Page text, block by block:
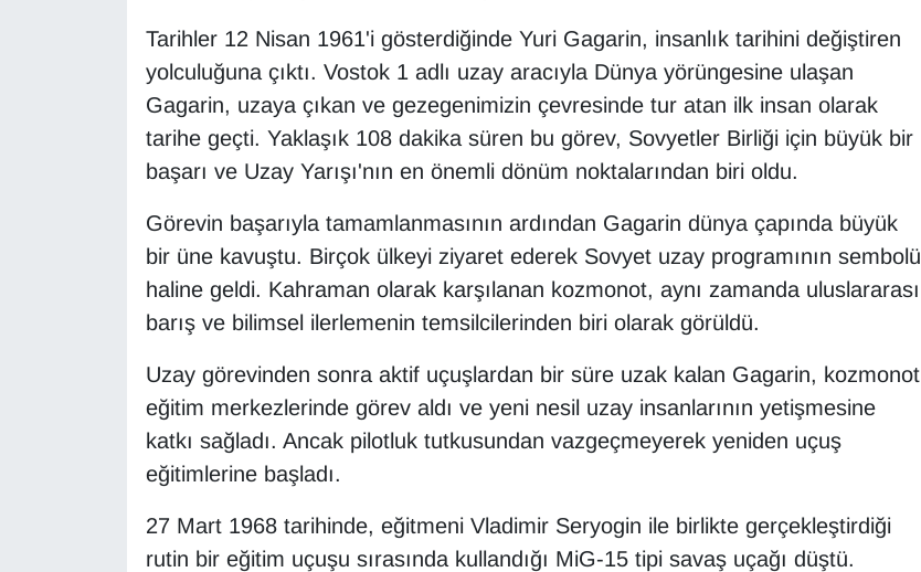
Tarihler 12 Nisan 1961'i gösterdiğinde Yuri Gagarin, insanlık tarihini değiştiren
yolculuğuna çıktı. Vostok 1 adlı uzay aracıyla Dünya yörüngesine ulaşan
Gagarin, uzaya çıkan ve gezegenimizin çevresinde tur atan ilk insan olarak
tarihe geçti. Yaklaşık 108 dakika süren bu görev, Sovyetler Birliği için büyük bir
başarı ve Uzay Yarışı'nın en önemli dönüm noktalarından biri oldu.
Görevin başarıyla tamamlanmasının ardından Gagarin dünya çapında büyük
bir üne kavuştu. Birçok ülkeyi ziyaret ederek Sovyet uzay programının sembolü
haline geldi. Kahraman olarak karşılanan kozmonot, aynı zamanda uluslararası
barış ve bilimsel ilerlemenin temsilcilerinden biri olarak görüldü.
Uzay görevinden sonra aktif uçuşlardan bir süre uzak kalan Gagarin, kozmonot
eğitim merkezlerinde görev aldı ve yeni nesil uzay insanlarının yetişmesine
katkı sağladı. Ancak pilotluk tutkusundan vazgeçmeyerek yeniden uçuş
eğitimlerine başladı.
27 Mart 1968 tarihinde, eğitmeni Vladimir Seryogin ile birlikte gerçekleştirdiği
rutin bir eğitim uçuşu sırasında kullandığı MiG-15 tipi savaş uçağı düştü.
MAGAZİN
ONE EKONOMİ
Resmi İlanlar
RÖPORTAJ
Sinema - TV